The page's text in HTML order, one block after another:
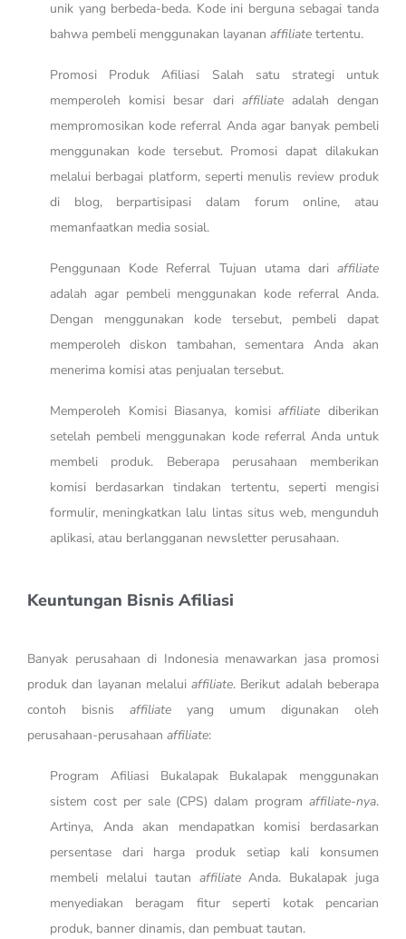
unik yang berbeda-beda. Kode ini berguna sebagai tanda
bahwa pembeli menggunakan layanan affiliate tertentu.
Promosi Produk Afiliasi Salah satu strategi untuk
memperoleh komisi besar dari affiliate adalah dengan
mempromosikan kode referral Anda agar banyak pembeli
menggunakan kode tersebut. Promosi dapat dilakukan
melalui berbagai platform, seperti menulis review produk
di blog, berpartisipasi dalam forum online, atau
memanfaatkan media sosial.
Penggunaan Kode Referral Tujuan utama dari affiliate
adalah agar pembeli menggunakan kode referral Anda.
Dengan menggunakan kode tersebut, pembeli dapat
memperoleh diskon tambahan, sementara Anda akan
menerima komisi atas penjualan tersebut.
Memperoleh Komisi Biasanya, komisiaffiliatediberikan
setelah pembeli menggunakan kode referral Anda untuk
membeli produk. Beberapa perusahaan memberikan
komisi berdasarkan tindakan tertentu, seperti mengisi
formulir, meningkatkan lalu lintas situs web, mengunduh
aplikasi, atau berlangganan newsletter perusahaan.
Keuntungan Bisnis Afiliasi
Banyak perusahaan di Indonesia menawarkan jasa promosi
produk dan layanan melaluiaffiliate. Berikut adalah beberapa
contoh bisnis affiliate yang umum digunakan oleh
perusahaan-perusahaan affiliate:
Program Afiliasi Bukalapak Bukalapak menggunakan
sistem cost per sale (CPS) dalam program affiliate-nya.
Artinya, Anda akan mendapatkan komisi berdasarkan
persentase dari harga produk setiap kali konsumen
membeli melalui tautan affiliateAnda. Bukalapak juga
menyediakan beragam fitur seperti kotak pencarian
produk, banner dinamis, dan pembuat tautan.